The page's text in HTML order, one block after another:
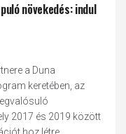
növekedés: indul
a Duna
keretében, az
2017 és 2019 között